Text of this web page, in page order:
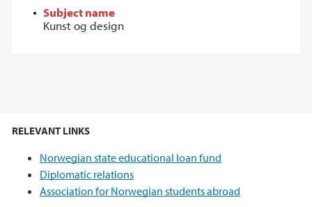
Subject name
Kunst og design
RELEVANT LINKS
Norwegian state educational loan fund
Diplomatic relations
Association for Norwegian students abroad